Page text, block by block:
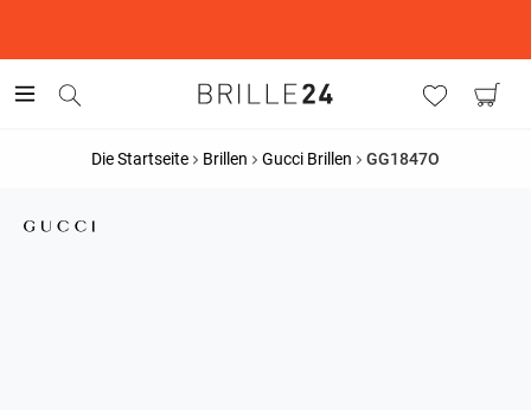
Die Startseite Brillen Gucci Brillen GG1847O